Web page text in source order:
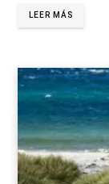
LEER MÁS